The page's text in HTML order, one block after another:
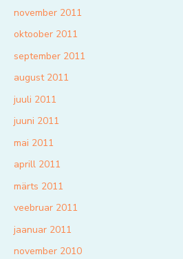
november 2011
oktoober 2011
september 2011
august 2011
juuli 2011
juuni 2011
mai 2011
aprill 2011
märts 2011
veebruar 2011
jaanuar 2011
november 2010